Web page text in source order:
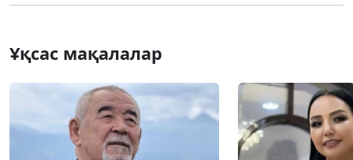
Ұқсас мақалалар